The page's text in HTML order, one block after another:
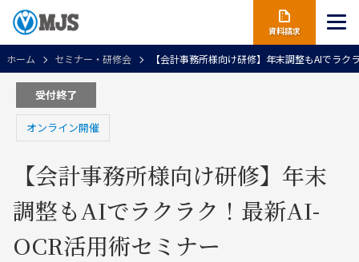
資料請求
ホーム セミナー・研修会 【会計事務所様向け研修】年末調整もAIでラク
受付終了
オンライン開催
【会計事務所様向け研修】年末
調整もAIでラクラク！最新AI-
OCR活用術セミナー